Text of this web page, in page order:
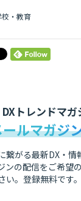
校・教育
DXトレンドマガ
ルマガジ
繋がる最新DX・情
ンの配信をご希望
い。登録無料です。